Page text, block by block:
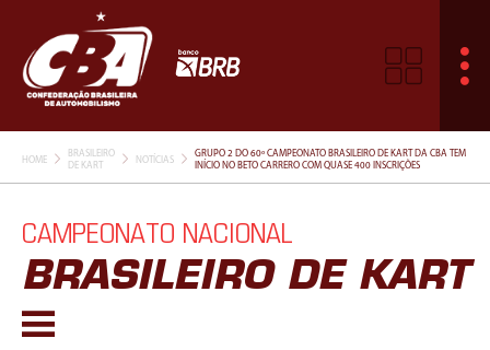
HOME
BRASILEIRO
DE KART
NOTÍCIAS
GRUPO 2 DO 60º CAMPEONATO BRASILEIRO DE KART DA CBA TEM
INÍCIO NO BETO CARRERO COM QUASE 400 INSCRIÇÕES
CAMPEONATO NACIONAL
BRASILEIRO DE KART